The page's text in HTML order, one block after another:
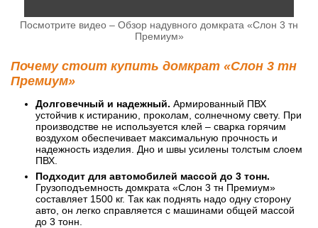
Посмотрите видео – Обзор надувного домкрата «Слон 3 тн
Премиум»
Почему стоит купить домкрат «Слон 3 тн
Премиум»
Долговечный и надежный. Армированный ПВХ
устойчив к истиранию, проколам, солнечному свету. При
производстве не используется клей – сварка горячим
воздухом обеспечивает максимальную прочность и
надежность изделия. Дно и швы усилены толстым слоем
ПВХ.
Подходит для автомобилей массой до 3 тонн.
Грузоподъемность домкрата «Слон 3 тн Премиум»
составляет 1500 кг. Так как поднять надо одну сторону
авто, он легко справляется с машинами общей массой
до 3 тонн.